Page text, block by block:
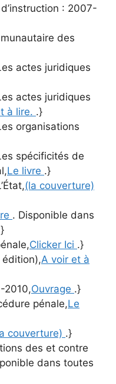
: 2007-
des
actes juridiques
actes juridiques
à lire. .}
organisations
spécificités de
Le livre .}
(la couverture)
. Disponible dans
Clicker Ici .}
édition),A voir et à
2010,Ouvrage .}
pénale,Le
couverture) .}
des et contre
dans toutes